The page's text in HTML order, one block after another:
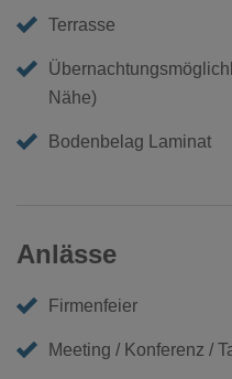
Terrasse
Nähe)
Bodenbelag Laminat
Anlässe
Firmenfeier
Meeting / Konferenz /